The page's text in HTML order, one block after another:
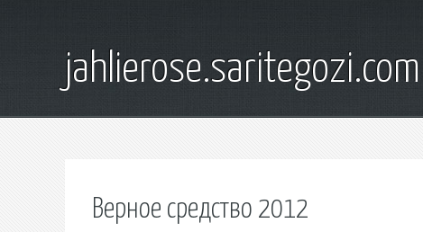
jahlierose.saritegozi.com
Верное средство 2012